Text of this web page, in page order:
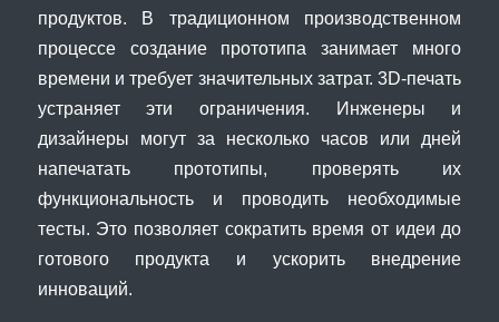
продуктов. В традиционном производственном
процессе создание прототипа занимает много
времени и требует значительных затрат. 3D-печать
устраняет эти ограничения. Инженеры и
дизайнеры могут за несколько часов или дней
напечатать прототипы, проверять их
функциональность и проводить необходимые
тесты. Это позволяет сократить время от идеи до
готового продукта и ускорить внедрение
инноваций.